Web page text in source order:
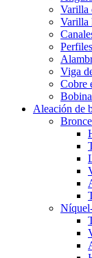
Varilla
Varilla
Viga
Cobre
Aleación de